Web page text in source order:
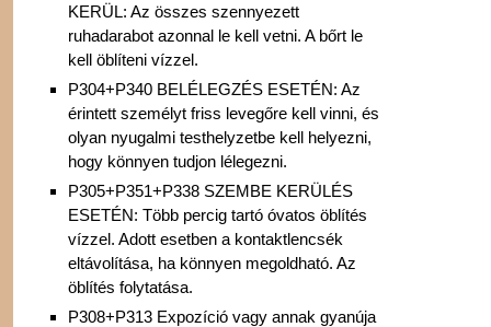
KERÜL: Az összes szennyezett
ruhadarabot azonnal le kell vetni. A bőrt le
kell öblíteni vízzel.
P304+P340 BELÉLEGZÉS ESETÉN: Az
érintett személyt friss levegőre kell vinni, és
olyan nyugalmi testhelyzetbe kell helyezni,
hogy könnyen tudjon lélegezni.
P305+P351+P338 SZEMBE KERÜLÉS
ESETÉN: Több percig tartó óvatos öblítés
vízzel. Adott esetben a kontaktlencsék
eltávolítása, ha könnyen megoldható. Az
öblítés folytatása.
P308+P313 Expozíció vagy annak gyanúja